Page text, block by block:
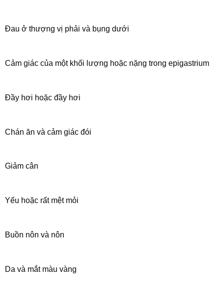
Đau ở thượng vị phải và bụng dưới
Cảm giác của một khối lượng hoặc nặng trong epigastrium
Đầy hơi hoặc đầy hơi
Chán ăn và cảm giác đói
Giảm cân
Yếu hoặc rất mệt mỏi
Buồn nôn và nôn
Da và mắt màu vàng